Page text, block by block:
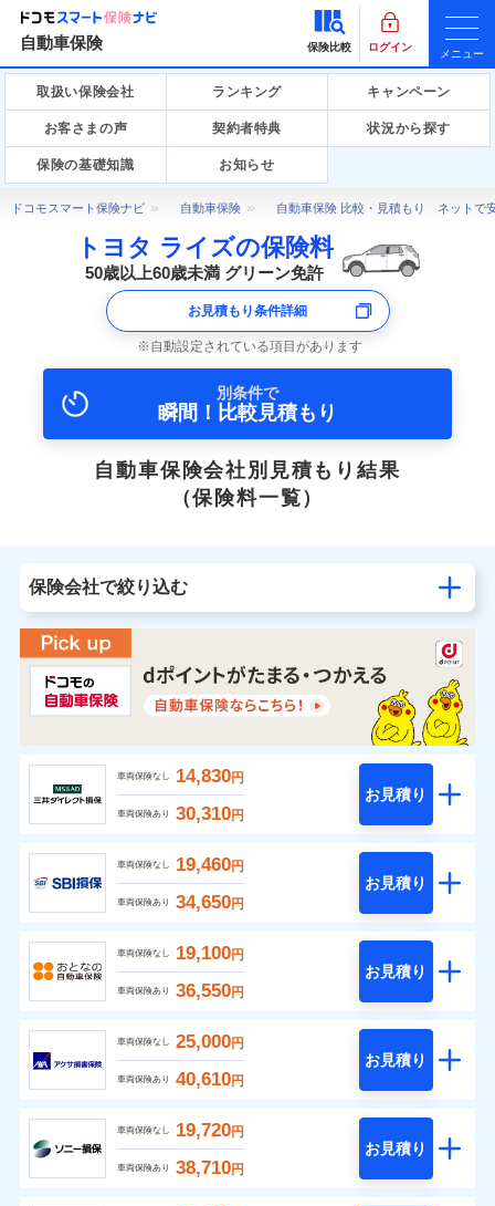
自動車保険 保険比較 ログイン
メニュー
取扱い保険会社 ランキング キャンペーン
お客さまの声 契約者特典 状況から探す
保険の基礎知識 お知らせ
ドコモスマート保険ナビ 自動車保険 自動車保険 比較・見積もり ネットで
トヨタ ライズの保険料
50歳以上60歳未満 グリーン免許
お見積もり条件詳細
自動設定されている項目があります
別条件で
瞬間！比較見積もり
自動車保険会社別見積もり結果
（保険料一覧）
保険会社で絞り込む
車両保険なし 14,830円
車両保険あり 30,310円
お見積り
車両保険なし 19,460円
車両保険あり 34,650円
お見積り
車両保険なし 19,100円
車両保険あり 36,550円
お見積り
車両保険なし 25,000円
車両保険あり 40,610円
お見積り
車両保険なし 19,720円
車両保険あり 38,710円
お見積り